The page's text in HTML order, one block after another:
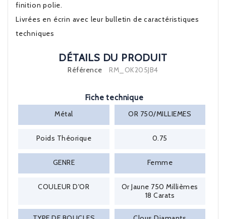
finition polie.
Livrées en écrin avec leur bulletin de caractéristiques
techniques
DÉTAILS DU PRODUIT
Référence RM_OK205JB4
Fiche technique
Métal
OR 750/MILLIEMES
Poids Théorique 0.75
GENRE Femme
COULEUR D'OR
Or Jaune 750 Millièmes
18 Carats